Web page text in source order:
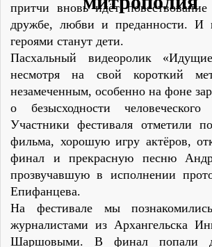
притчи вновь идёт
дружбе, любви и преданности. И
героями станут дети.
Пасхальный видеоролик
несмотря на свой короткий
незамеченным, особенно на фоне
о безысходности человеческого
Участники фестиваля отметили
фильма, хорошую игру актёров,
финал и прекрасную песню
прозвучавшую в исполнении
Епифанцева.
На фестивале мы
журналистами из Архангельска
Шаршовыми. В финал попали